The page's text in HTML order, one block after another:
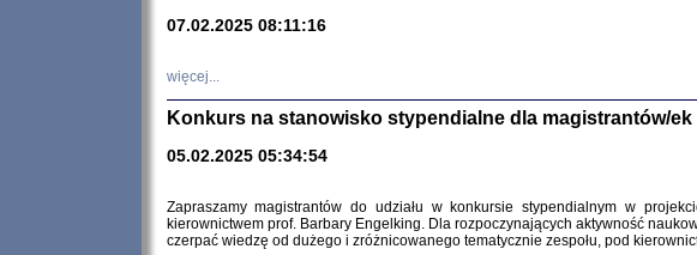
Warszawie
oprac. i
07.02.2025 08:11:16
więcej...
Konkurs na stanowisko stypendialne dla magistrantów/ek
05.02.2025 05:34:54
Zapraszamy magistrantów do udziału w konkursie stypendialnym w
kierownictwem prof. Barbary Engelking. Dla rozpoczynających aktywność
czerpać wiedzę od dużego i zróżnicowanego tematycznie zespołu, pod